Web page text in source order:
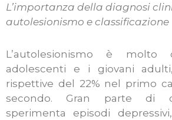
L’importanza della diagnosi
autolesionismo e classificazione
L’autolesionismo è
adolescenti e i giovani
rispettive del 22% nel primo
secondo. Gran parte di
sperimenta episodi